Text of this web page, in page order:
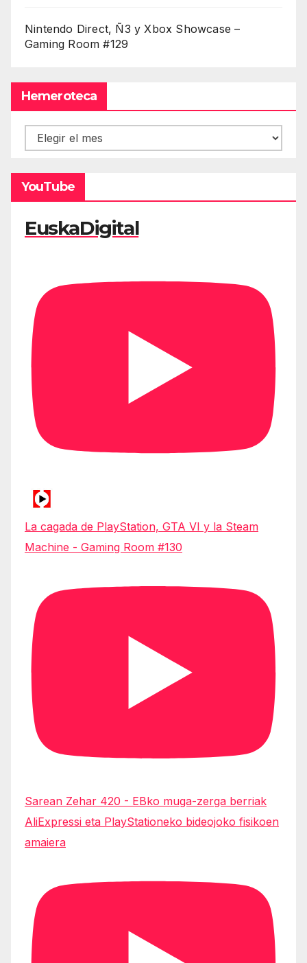
Nintendo Direct, Ñ3 y Xbox Showcase –
Gaming Room #129
Hemeroteca
Hemeroteca
YouTube
EuskaDigital
La cagada de PlayStation, GTA VI y la Steam
Machine - Gaming Room #130
Sarean Zehar 420 - EBko muga-zerga berriak
AliExpressi eta PlayStationeko bideojoko fisikoen
amaiera